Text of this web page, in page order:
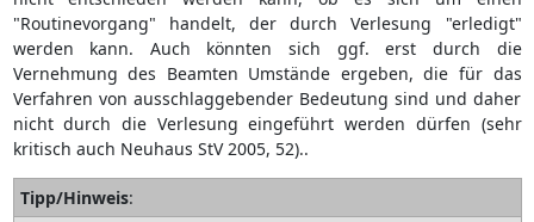
"Routinevorgang" handelt, der durch Verlesung "erledigt"
werden kann. Auch könnten sich ggf. erst durch die
Vernehmung des Beamten Umstände ergeben, die für das
Verfahren von ausschlaggebender Bedeutung sind und daher
nicht durch die Verlesung eingeführt werden dürfen (sehr
kritisch auch Neuhaus StV 2005, 52)..
Tipp/Hinweis: